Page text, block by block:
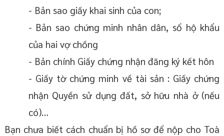
- Bản sao giấy khai sinh của con;
- Bản sao chứng minh nhân dân, sổ hộ khẩu
của hai vợ chồng
- Bản chính Giấy chứng nhận đăng ký kết hôn
- Giấy tờ chứng minh về tài sản : Giấy chứng
nhận Quyền sử dụng đất, sở hữu nhà ở (nếu
có)…
Bạn chưa biết cách chuẩn bị hồ sơ để nộp cho Toà